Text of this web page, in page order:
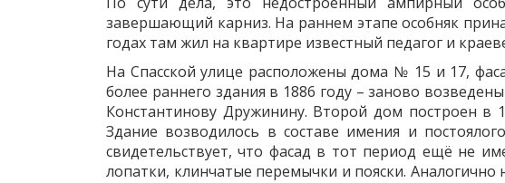
завершающий карниз. На раннем этапе особняк
годах там жил на квартире известный педагог и
На Спасской улице расположены дома № 15 и 17,
более раннего здания в 1886 году – заново
Константинову Дружинину. Второй дом построен в
Здание возводилось в составе имения и
свидетельствует, что фасад в тот период ещё не
лопатки, клинчатые перемычки и пояски.